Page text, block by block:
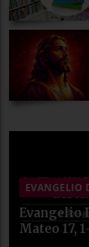
EVANGELIO
Evangelio
Mateo 17,